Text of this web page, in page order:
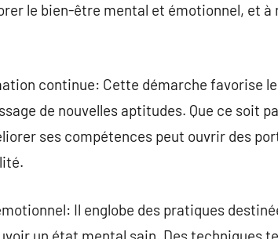
le bien-être mental et émotionnel, et
continue: Cette démarche favorise
de nouvelles aptitudes. Que ce soit
ses compétences peut ouvrir des
Il englobe des pratiques